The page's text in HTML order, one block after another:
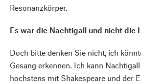
Resonanzkörper.
Es war die Nachtigall und nicht die
Doch bitte denken Sie nicht, ich
Gesang erkennen. Ich kann
höchstens mit Shakespeare und der